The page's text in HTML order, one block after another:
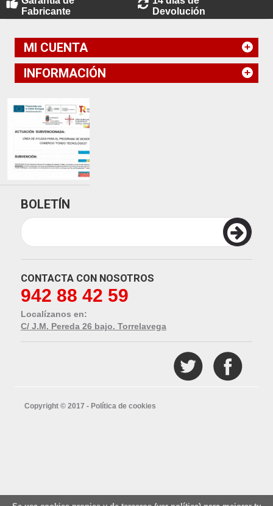
Fabricante
Devolución
MI CUENTA
INFORMACIÓN
BOLETÍN
CONTACTA CON NOSOTROS
942 88 42 59
Localízanos en:
C/ J.M. Pereda 26 bajo. Torrelavega
Copyright © 2017 - Política de cookies